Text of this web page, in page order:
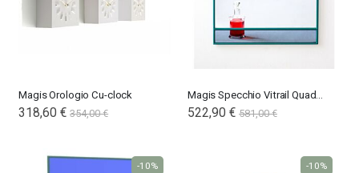
Magis Orologio Cu-clock
318,60 € 354,00 €
Magis Specchio Vitrail Quadrato
Special
Price
522,90 € 581,00 €
-10% -10%